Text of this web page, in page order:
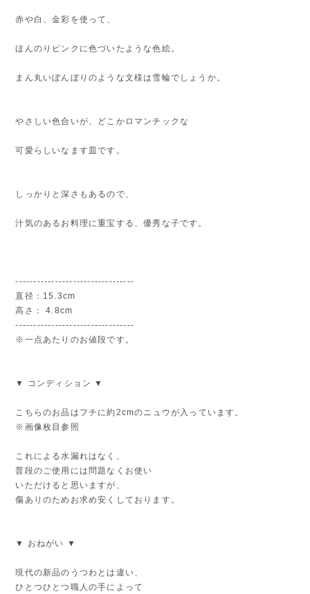
赤や白、金彩を使って、
ほんのりピンクに色づいたような色絵。
まん丸いぼんぼりのような文様は雪輪でしょうか。
やさしい色合いが、どこかロマンチックな
可愛らしいなます皿です。
しっかりと深さもあるので、
汁気のあるお料理に重宝する、優秀な子です。
---------------------------------
直径：15.3cm
高さ： 4.8cm
---------------------------------
※一点あたりのお値段です。
▼ コンディション ▼
こちらのお品はフチに約2cmのニュウが入っています。
※画像枚目参照
これによる水漏れはなく、
普段のご使用には問題なくお使い
いただけると思いますが、
傷ありのためお求め安くしております。
▼ おねがい ▼
現代の新品のうつわとは違い、
ひとつひとつ職人の手によって